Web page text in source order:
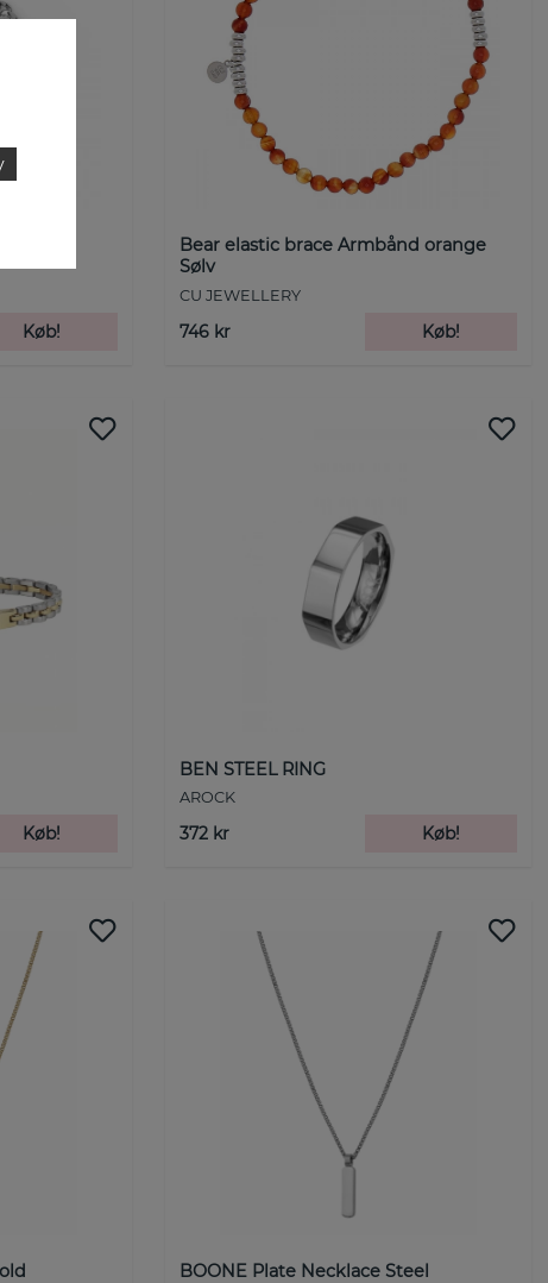
Køb!
Bear elastic brace Armbånd orange
Sølv
CU JEWELLERY
746 kr Køb!
Køb!
BEN STEEL RING
AROCK
372 kr Køb!
BOONE Plate Necklace Steel